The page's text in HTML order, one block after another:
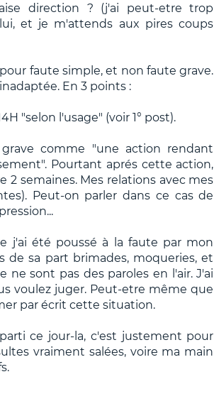
direction ? (j'ai peut-etre trop
et je m'attends aux pires coups
faute simple, et non faute grave.
En 3 points :
"selon l'usage" (voir 1° post).
comme "une action rendant
Pourtant aprés cette action,
semaines. Mes relations avec mes
Peut-on parler dans ce cas de
j'ai été poussé à la faute par mon
de sa part brimades, moqueries, et
ne sont pas des paroles en l'air. J'ai
voulez juger. Peut-etre même que
par écrit cette situation.
ce jour-la, c'est justement pour
vraiment salées, voire ma main